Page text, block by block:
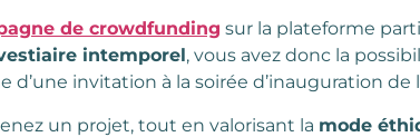
de crowdfunding sur la plateforme
intemporel, vous avez donc la
invitation à la soirée d’inauguration de
un projet, tout en valorisant la mode